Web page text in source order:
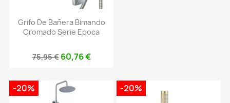
Grifo De Bañera Bimando
Cromado Serie Epoca
75,95 € 60,76 €
-20% -20%